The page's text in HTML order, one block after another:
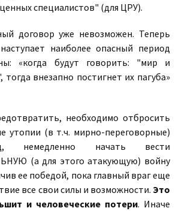
специалистов" (для ЦРУ).
договор уже невозможен. Теперь
наиболее опасный период
«когда будут говорить: "мир и
тогда внезапно постигнет их пагуба»
необходимо отбросить
утопии (в т.ч. мирно-переговорные)
немедленно начать вести
(а для этого атакующую) войну
ее победой, пока главный враг еще
все свои силы и возможности. Это
и человеческие потери. Иначе